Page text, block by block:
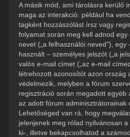
A másik mód, ami tárolásra kerülő
maga az interakció: például ha
tagként hozzászólást írsz vagy
folyamat során meg kell adnod
nevet („a felhasználói neved”), egy
használt – személyes jelszót („a
valós e-mail címet („az e-mail
létrehozott azonosítót azon ország
védelmezik, melyben a fórum
regisztráció során megadott egyéb
az adott fórum adminisztrátorainak
Lehetőséged van rá, hogy
jelenjenek meg rólad nyilvánosan
ki-, illetve bekapcsolhatod a